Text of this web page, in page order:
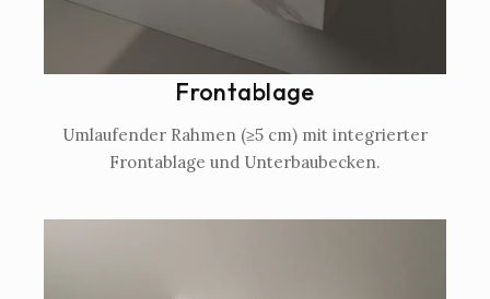
Frontablage
Umlaufender Rahmen (≥5 cm) mit integrierter
Frontablage und Unterbaubecken.